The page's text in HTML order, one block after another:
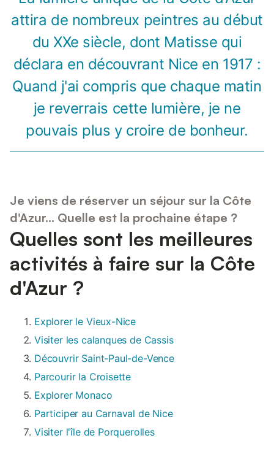
attira de nombreux peintres au début
du XXe siècle, dont Matisse qui
déclara en découvrant Nice en 1917 :
Quand j'ai compris que chaque matin
je reverrais cette lumière, je ne
pouvais plus y croire de bonheur.
Je viens de réserver un séjour sur la Côte
d'Azur... Quelle est la prochaine étape ?
Quelles sont les meilleures
activités à faire sur la Côte
d'Azur ?
Explorer le Vieux-Nice
Visiter les calanques de Cassis
Découvrir Saint-Paul-de-Vence
Parcourir la Croisette
Explorer Monaco
Participer au Carnaval de Nice
Visiter l'île de Porquerolles